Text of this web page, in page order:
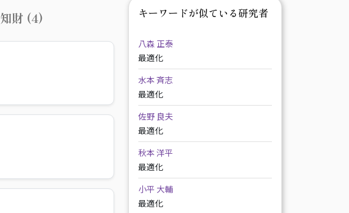
知財 (4) キーワードが似ている研究者
八森 正泰
最適化
水本 斉志
最適化
佐野 良夫
最適化
秋本 洋平
最適化
小平 大輔
最適化